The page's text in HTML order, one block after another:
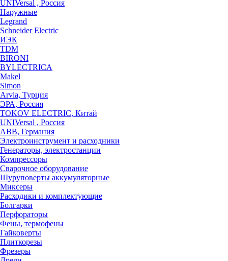
UNIVersal , Россия
Наружные
Legrand
Schneider Electric
ИЭК
TDM
BIRONI
BYLECTRICA
Makel
Simon
Arvia, Турция
ЭРА, Россия
TOKOV ELECTRIC, Китай
UNIVersal , Россия
ABB, Германия
Электроинструмент и расходники
Генераторы, электростанции
Компрессоры
Сварочное оборудование
Шуруповерты аккумуляторные
Миксеры
Расходики и комплектующие
Болгарки
Перфораторы
Фены, термофены
Гайковерты
Плиткорезы
Фрезеры